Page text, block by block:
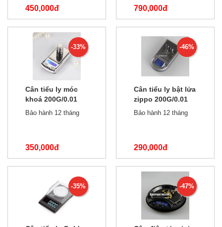
450,000đ
650,000đ
790,000đ
1,000,000đ
-33%
Cân tiểu ly móc
khoá 200G/0.01
Bảo hành 12 tháng
350,000đ
520,000đ
-46%
Cân tiểu ly bật lửa
zippo 200G/0.01
Bảo hành 12 tháng
290,000đ
530,000đ
-35% -47%